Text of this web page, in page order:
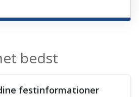
bedst
festinformationer